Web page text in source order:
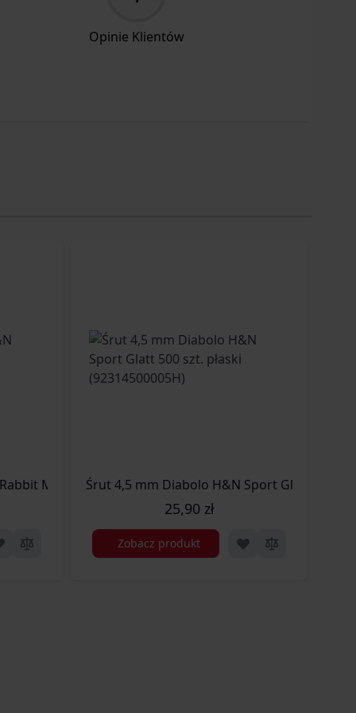
Opinie Klientów
Magnum II 200 szt. półokrągły (92254500003)
Śrut 4,5 mm Diabolo H&N Sport Glatt 500
25,90 zł
Zobacz produkt